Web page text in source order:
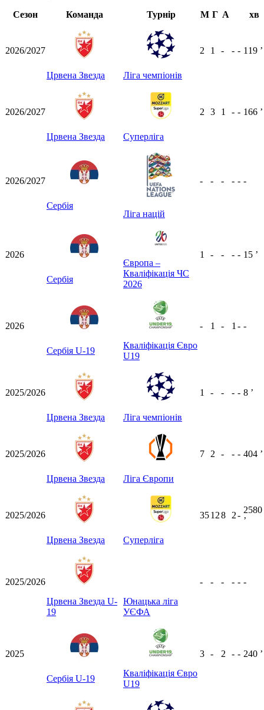
Сезон
Команда Турнір М Г А хв
2026/2027
Црвена Звезда Ліга чемпіонів
2 1 - - - 119 ʼ
2026/2027
Црвена Звезда Суперліга
2 3 1 - - 166 ʼ
2026/2027
Сербія
Ліга націй
- - - - - -
2026
Сербія
Європа –
Кваліфікація ЧС
2026
1 - - - - 15 ʼ
2026
Сербія U-19
Кваліфікація Євро
U19
- 1 - 1 - -
2025/2026
Црвена Звезда Ліга чемпіонів
1 - - - - 8 ʼ
2025/2026
Црвена Звезда Ліга Європи
7 2 - - - 404 ʼ
2025/2026
Црвена Звезда Суперліга
35128 2-
2580
ʼ
2025/2026
Црвена Звезда U-
19
Юнацька ліга
УЄФА
- - - - - -
2025
Сербія U-19
Кваліфікація Євро
U19
3 - 2 - - 240 ʼ